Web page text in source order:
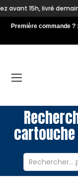
livré demain.
Première commande ? :